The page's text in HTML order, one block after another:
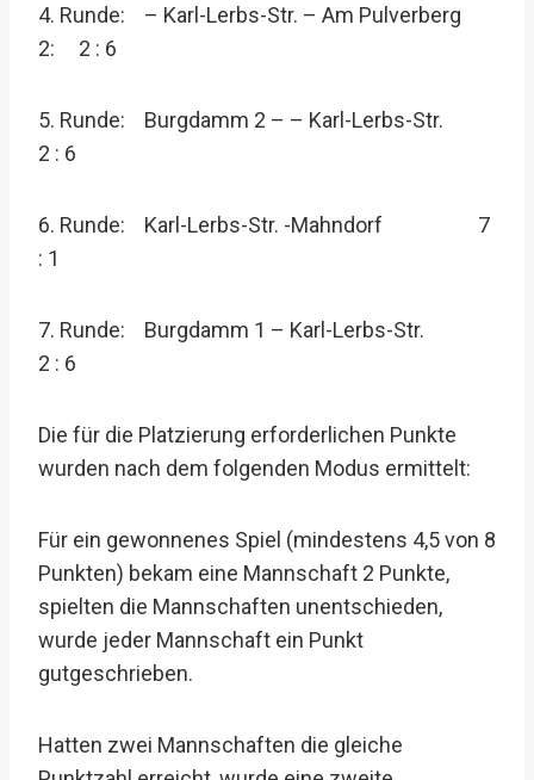
4. Runde: – Karl-Lerbs-Str. – Am Pulverberg
2: 2 : 6
5. Runde: Burgdamm 2 – – Karl-Lerbs-Str.
2 : 6
6. Runde: Karl-Lerbs-Str. -Mahndorf 7
: 1
7. Runde: Burgdamm 1 – Karl-Lerbs-Str.
2 : 6
Die für die Platzierung erforderlichen Punkte
wurden nach dem folgenden Modus ermittelt:
Für ein gewonnenes Spiel (mindestens 4,5 von 8
Punkten) bekam eine Mannschaft 2 Punkte,
spielten die Mannschaften unentschieden,
wurde jeder Mannschaft ein Punkt
gutgeschrieben.
Hatten zwei Mannschaften die gleiche